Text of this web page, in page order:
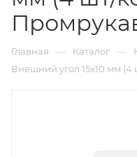
Главная — Каталог —
Внешний угол 15х10 мм